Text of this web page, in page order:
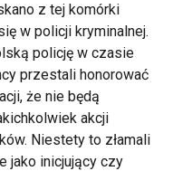
z tej komórki
w policji kryminalnej.
policję w czasie
przestali honorować
że nie będą
akcji
Niestety to złamali
jako inicjujący czy